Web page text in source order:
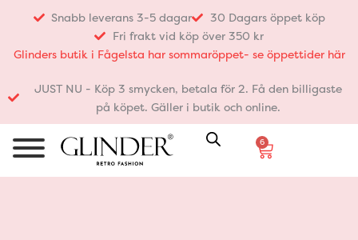
innehåll
Snabb leverans 3-5 dagar
30 Dagars öppet köp
Fri frakt vid köp över 350 kr
Glinders butik i Fågelsta har sommaröppet- se öppettider här
JUST NU - Köp 3 smycken, betala för 2. Få den billigaste
på köpet. Gäller i butik och online.
6
Varukorg